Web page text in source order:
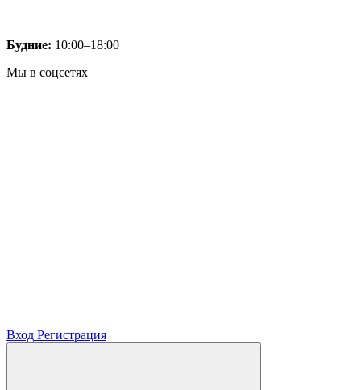
Будние: 10:00–18:00
Мы в соцсетях
Вход Регистрация